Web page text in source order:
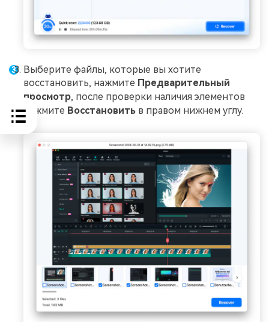
Выберите файлы, которые вы хотите
восстановить, нажмите Предварительный
просмотр, после проверки наличия элементов
нажмите Восстановить в правом нижнем углу.